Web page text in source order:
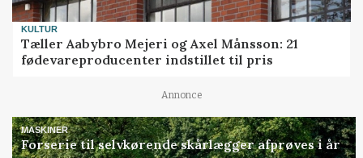
KULTUR
Tæller Aabybro Mejeri og Axel Månsson: 21
fødevareproducenter indstillet til pris
Annonce
MASKINER
Forserie til selvkørende skårlægger afprøves i år